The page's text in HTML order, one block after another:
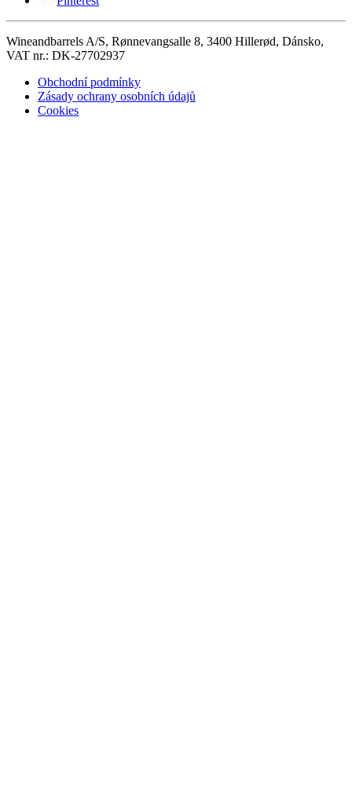
Wineandbarrels A/S, Rønnevangsalle 8, 3400 Hillerød, Dánsko,
VAT nr.: DK-27702937
Obchodní podmínky
Zásady ochrany osobních údajů
Cookies